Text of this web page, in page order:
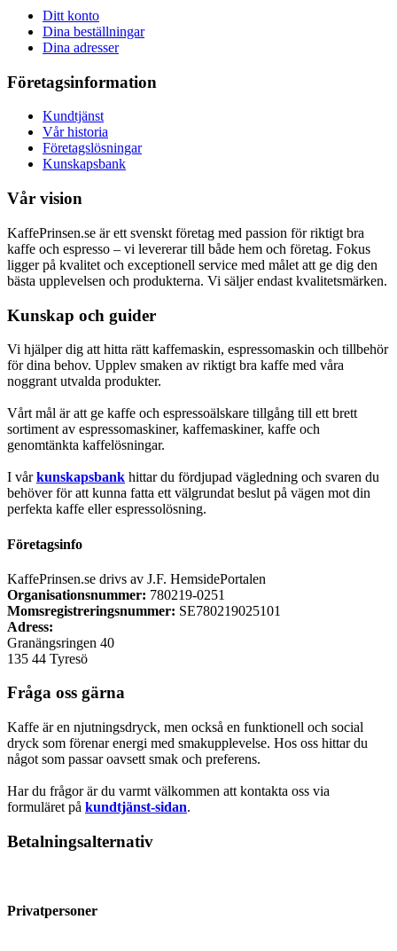
Ditt konto
Dina beställningar
Dina adresser
Företagsinformation
Kundtjänst
Vår historia
Företagslösningar
Kunskapsbank
Vår vision
KaffePrinsen.se är ett svenskt företag med passion för riktigt bra
kaffe och espresso – vi levererar till både hem och företag. Fokus
ligger på kvalitet och exceptionell service med målet att ge dig den
bästa upplevelsen och produkterna. Vi säljer endast kvalitetsmärken.
Kunskap och guider
Vi hjälper dig att hitta rätt kaffemaskin, espressomaskin och tillbehör
för dina behov. Upplev smaken av riktigt bra kaffe med våra
noggrant utvalda produkter.
Vårt mål är att ge kaffe och espressoälskare tillgång till ett brett
sortiment av espressomaskiner, kaffemaskiner, kaffe och
genomtänkta kaffelösningar.
I vårkunskapsbank hittar du fördjupad vägledning och svaren du
behöver för att kunna fatta ett välgrundat beslut på vägen mot din
perfekta kaffe eller espressolösning.
Företagsinfo
KaffePrinsen.se drivs av J.F. HemsidePortalen
Organisationsnummer: 780219-0251
Momsregistreringsnummer: SE780219025101
Adress:
Granängsringen 40
135 44 Tyresö
Fråga oss gärna
Kaffe är en njutningsdryck, men också en funktionell och social
dryck som förenar energi med smakupplevelse. Hos oss hittar du
något som passar oavsett smak och preferens.
Har du frågor är du varmt välkommen att kontakta oss via
formuläret på kundtjänst-sidan.
Betalningsalternativ
Privatpersoner